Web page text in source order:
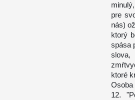
pre
nás)
ktorý
spása
ktoré
Osoba
12.